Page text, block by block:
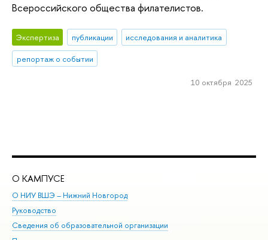
Всероссийского общества филателистов.
Экспертиза публикации
исследования и аналитика
репортаж о событии
10 октября 2025
О КАМПУСЕ
О НИУ ВШЭ – Нижний Новгород
Руководство
Сведения об образовательной организации